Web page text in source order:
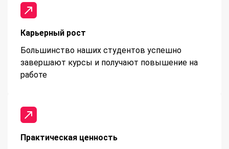
Карьерный рост
Большинство наших студентов успешно
завершают курсы и получают повышение на
работе
Практическая ценность